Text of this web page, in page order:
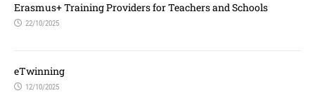
Erasmus+ Training Providers for Teachers and Schools
22/10/2025
eTwinning
12/10/2025